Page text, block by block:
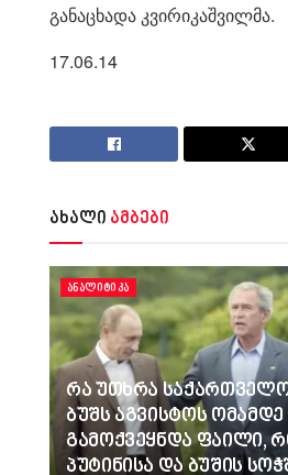
განაცხადა კვირიკაშვილმა.
17.06.14
ახალი ამბები
ᲐᲜᲐᲚᲘᲢᲘᲙᲐ
რა უთხრა
ბუშს აგვისტოს
გამოქვეყნდა ფაილი,
პუტინისა და ბუშის